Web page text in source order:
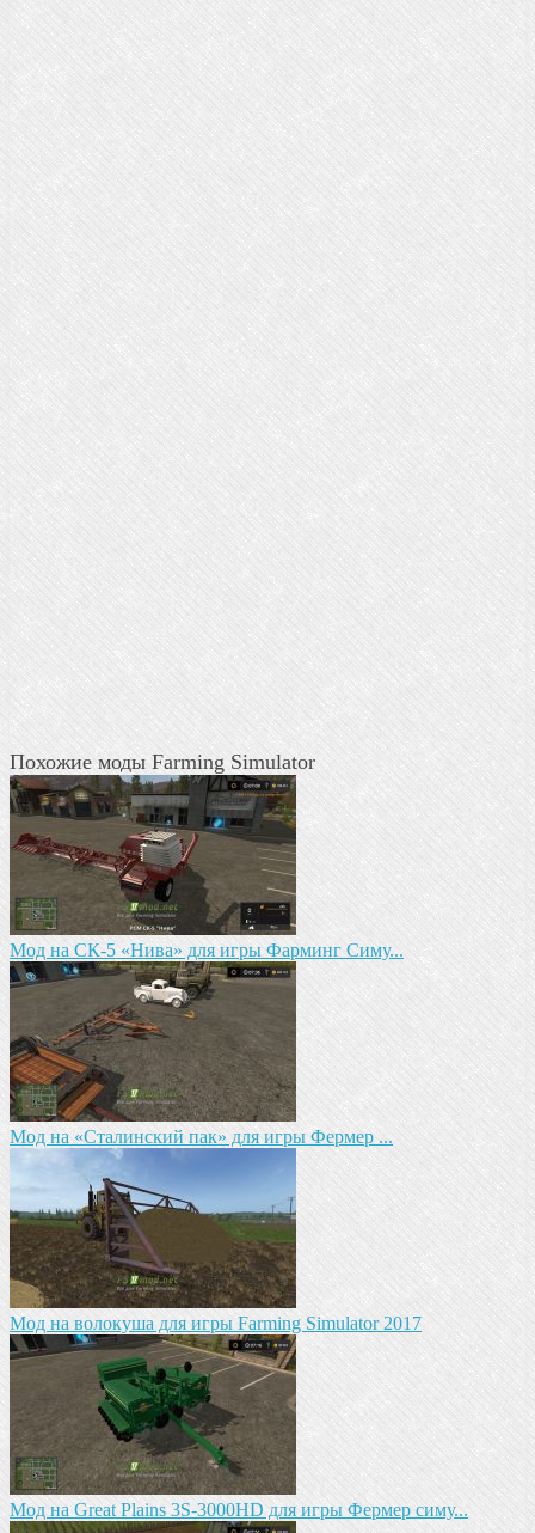
Похожие моды Farming Simulator
Mод на СК-5 «Нива» для игры Фарминг Симу...
Мод на «Сталинский пак» для игры Фермер ...
Мод на волокуша для игры Farming Simulator 2017
Мод на Great Plains 3S-3000HD для игры Фермер симу...